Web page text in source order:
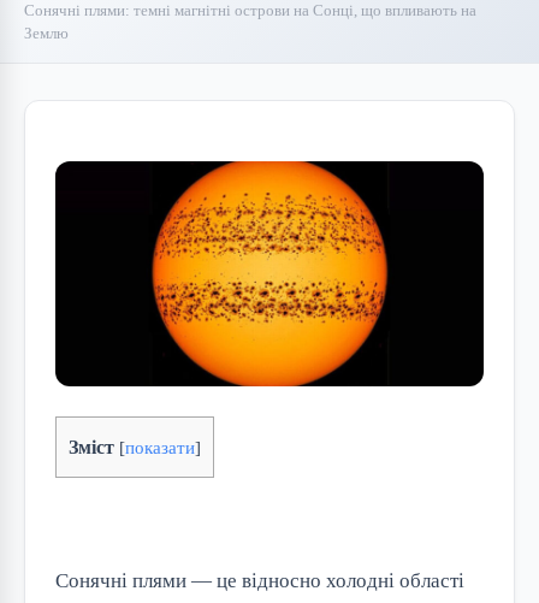
Сонячні плями: темні магнітні острови на Сонці, що впливають на
Землю
Зміст [показати]
Сонячні плями — це відносно холодні області